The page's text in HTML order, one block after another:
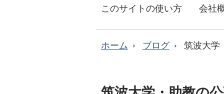
このサイトの使い方
会社
ホーム ブログ 筑波大学